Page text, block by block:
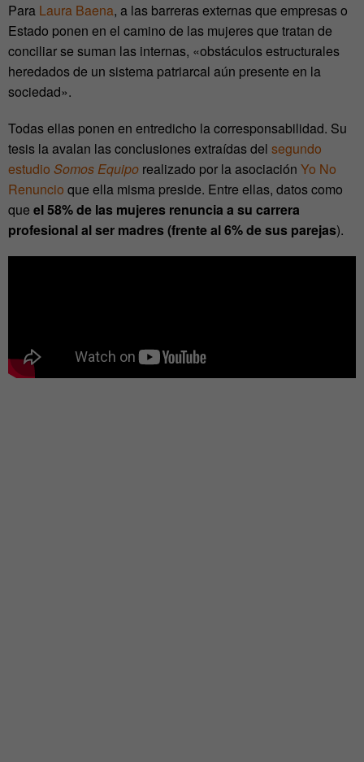
Para Laura Baena, a las barreras externas que empresas o
Estado ponen en el camino de las mujeres que tratan de
conciliar se suman las internas, «obstáculos estructurales
heredados de un sistema patriarcal aún presente en la
sociedad».
Todas ellas ponen en entredicho la corresponsabilidad. Su
tesis la avalan las conclusiones extraídas del segundo
estudio Somos Equipo realizado por la asociación Yo No
Renuncio que ella misma preside. Entre ellas, datos como
que el 58% de las mujeres renuncia a su carrera
profesional al ser madres (frente al 6% de sus parejas).